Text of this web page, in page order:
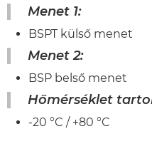
Menet 1:
BSPT külső menet
Menet 2:
BSP belső menet
Hőmérséklet
-20 °C / +80 °C